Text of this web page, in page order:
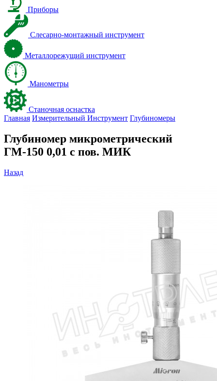
Приборы
Слесарно-монтажный инструмент
Металлорежущий инструмент
Манометры
Станочная оснастка
Главная Измерительный Инструмент Глубиномеры
Глубиномер микрометрический
ГМ-150 0,01 с пов. МИК
Назад